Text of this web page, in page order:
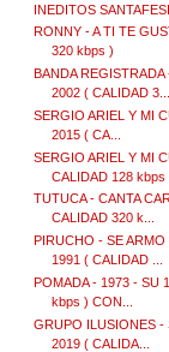
INEDITOS
RONNY - A TI TE
320 kbps )
BANDA
2002 ( CALIDAD 3...
SERGIO ARIEL Y MI
2015 ( CA...
SERGIO ARIEL Y MI
CALIDAD 128 kbps
TUTUCA - CANTA
CALIDAD 320 k...
PIRUCHO - SE
1991 ( CALIDAD ...
POMADA - 1973 - SU
kbps ) CON...
GRUPO ILUSIONES -
2019 ( CALIDA...